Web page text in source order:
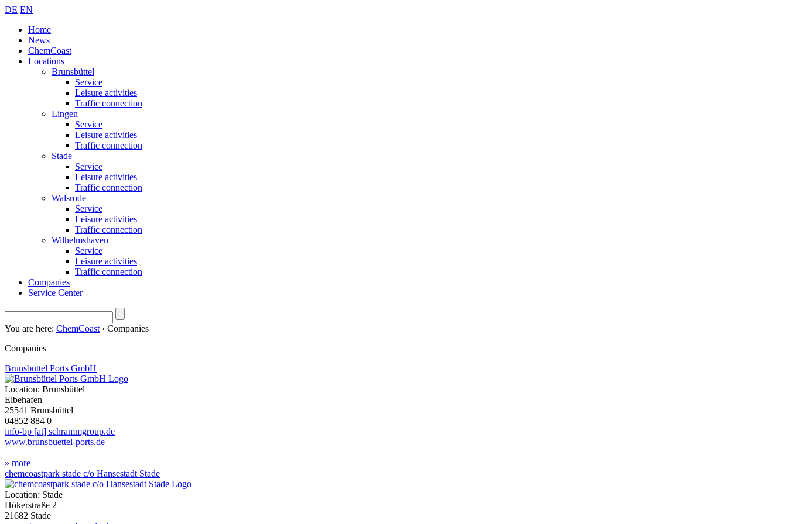
DE EN
Home
News
ChemCoast
Locations
Brunsbüttel
Service
Leisure activities
Traffic connection
Lingen
Service
Leisure activities
Traffic connection
Stade
Service
Leisure activities
Traffic connection
Walsrode
Service
Leisure activities
Traffic connection
Wilhelmshaven
Service
Leisure activities
Traffic connection
Companies
Service Center
You are here: ChemCoast › Companies
Companies
Brunsbüttel Ports GmbH
Location: Brunsbüttel
Elbehafen
25541 Brunsbüttel
04852 884 0
info-bp [at] schrammgroup.de
www.brunsbuettel-ports.de
» more
chemcoastpark stade c/o Hansestadt Stade
Location: Stade
Hökerstraße 2
21682 Stade